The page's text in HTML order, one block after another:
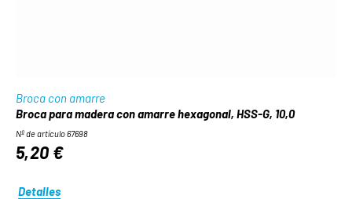
Broca con amarre
Broca para madera con amarre hexagonal, HSS-G, 10,0
Nº de artículo 67698
5,20 €
Detalles